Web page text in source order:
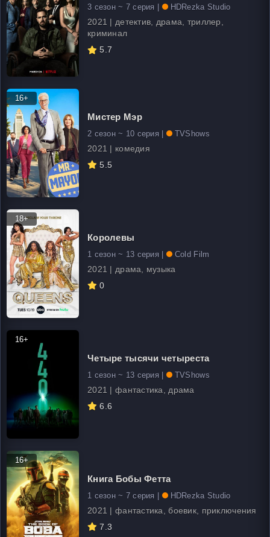
3 сезон ~ 7 серия | HDRezka Studio
2021 | детектив, драма, триллер,
криминал
5.7
16+
Мистер Мэр
2 сезон ~ 10 серия | TVShows
2021 | комедия
5.5
18+
Королевы
1 сезон ~ 13 серия | Cold Film
2021 | драма, музыка
0
16+
Четыре тысячи четыреста
1 сезон ~ 13 серия | TVShows
2021 | фантастика, драма
6.6
16+
Книга Бобы Фетта
1 сезон ~ 7 серия | HDRezka Studio
2021 | фантастика, боевик, приключения
7.3